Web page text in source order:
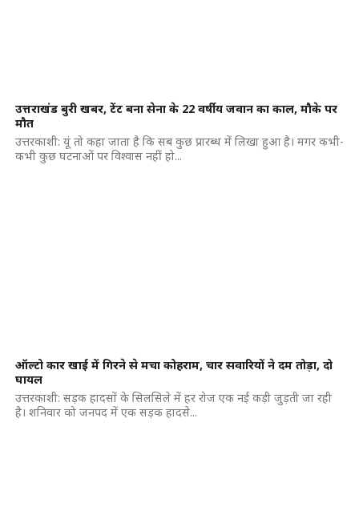
उत्तराखंड बुरी खबर, टेंट बना सेना के 22 वर्षीय जवान का काल, मौके पर
मौत
उत्तरकाशी: यूं तो कहा जाता है कि सब कुछ प्रारब्ध में लिखा हुआ है। मगर कभी-
कभी कुछ घटनाओं पर विश्वास नहीं हो...
ऑल्टो कार खाई में गिरने से मचा कोहराम, चार सवारियों ने दम तोड़ा, दो
घायल
उत्तरकाशी: सड़क हादसों के सिलसिले में हर रोज एक नई कड़ी जुड़ती जा रही
है। शनिवार को जनपद में एक सड़क हादसे...